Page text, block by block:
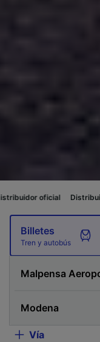
Distribuidor oficial
Billetes
Tren y autobús
Vía